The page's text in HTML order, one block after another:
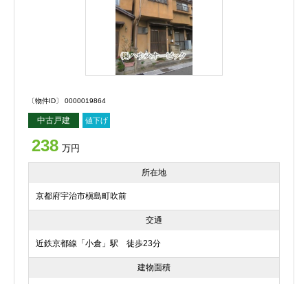
〔物件ID〕 0000019864
中古戸建 値下げ
238 万円
所在地
京都府宇治市槇島町吹前
交通
近鉄京都線「小倉」駅 徒歩23分
建物面積